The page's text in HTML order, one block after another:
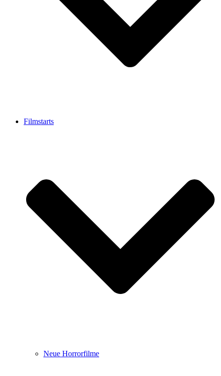
Filmstarts
Neue Horrorfilme